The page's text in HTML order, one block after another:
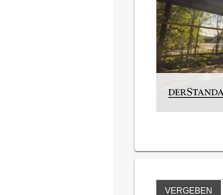
VERGEBEN